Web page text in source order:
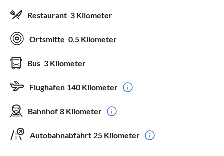
Restaurant 3 Kilometer
Ortsmitte 0.5 Kilometer
Bus 3 Kilometer
Flughafen 140 Kilometer
Bahnhof 8 Kilometer
Autobahnabfahrt 25 Kilometer